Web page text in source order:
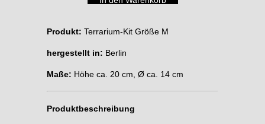
Produkt: Terrarium-Kit Größe M
hergestellt in: Berlin
Maße: Höhe ca. 20 cm, Ø ca. 14 cm
Produktbeschreibung